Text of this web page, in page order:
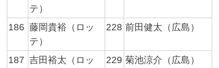
テ）
186 藤岡貴裕（ロッ
テ）
228 前田健太（広島）
187 吉田裕太（ロッ
229 菊池涼介（広島）